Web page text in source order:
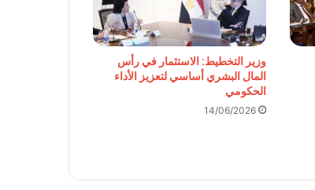
وزير التخطيط: الاستثمار في رأس
المال البشري أساسي لتعزيز الأداء
الحكومي
14/06/2026